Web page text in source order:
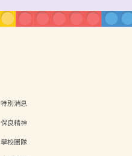
特別消息
保良精神
學校團隊